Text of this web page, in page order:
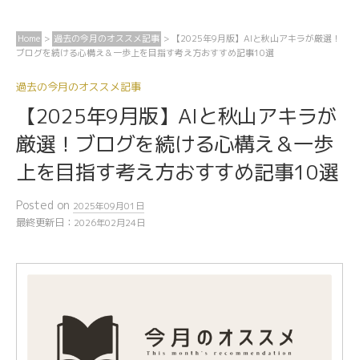
Home > 過去の今月のオススメ記事 >
【2025年9月版】AIと秋山アキラが厳選！
ブログを続ける心構え＆一歩上を目指す考え方おすすめ記事10選
過去の今月のオススメ記事
【2025年9月版】AIと秋山アキラが
厳選！ブログを続ける心構え＆一歩
上を目指す考え方おすすめ記事10選
Posted on 2025年09月01日
最終更新日： 2026年02月24日